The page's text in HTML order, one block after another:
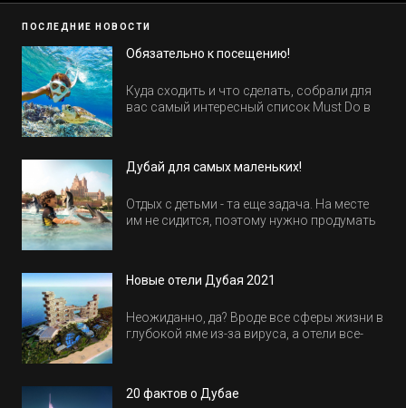
ПОСЛЕДНИЕ НОВОСТИ
Обязательно к посещению!
Куда сходить и что сделать, собрали для
вас самый интересный список Must Do в
Дубай для самых маленьких!
Отдых с детьми - та еще задача. На месте
им не сидится, поэтому нужно продумать
Новые отели Дубая 2021
Неожиданно, да? Вроде все сферы жизни в
глубокой яме из-за вируса, а отели все-
обычно на первые заезды дают промо-
20 фактов о Дубае